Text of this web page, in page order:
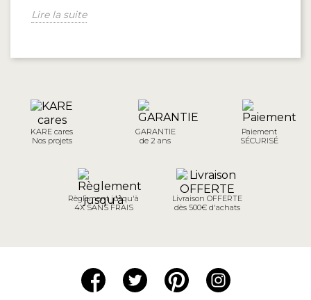
Lire la suite
KARE cares
Nos projets
GARANTIE
de 2 ans
Paiement
SÉCURISÉ
Règlement jusqu'à
4X SANS FRAIS
Livraison OFFERTE
dès 500€ d'achats